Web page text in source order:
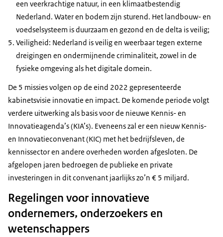
een veerkrachtige natuur, in een klimaatbestendig
Nederland. Water en bodem zijn sturend. Het landbouw- en
voedselsysteem is duurzaam en gezond en de delta is veilig;
Veiligheid: Nederland is veilig en weerbaar tegen externe
dreigingen en ondermijnende criminaliteit, zowel in de
fysieke omgeving als het digitale domein.
De 5 missies volgen op de eind 2022 gepresenteerde
kabinetsvisie innovatie en impact. De komende periode volgt
verdere uitwerking als basis voor de nieuwe Kennis- en
Innovatieagenda’s (KIA’s). Eveneens zal er een nieuw Kennis-
en Innovatieconvenant (KIC) met het bedrijfsleven, de
kennissector en andere overheden worden afgesloten. De
afgelopen jaren bedroegen de publieke en private
investeringen in dit convenant jaarlijks zo’n € 5 miljard.
Regelingen voor innovatieve
ondernemers, onderzoekers en
wetenschappers